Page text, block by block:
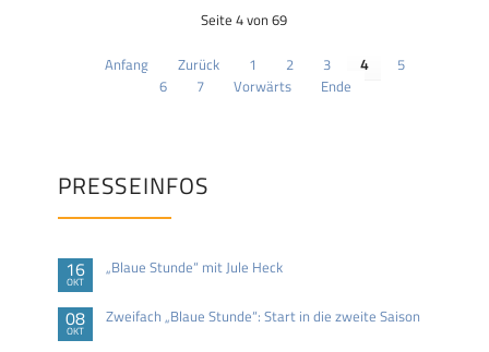
Seite 4 von 69
Anfang Zurück 1 2 3 4
5
6
7 Vorwärts Ende
PRESSEINFOS
16
OKT
„Blaue Stunde“ mit Jule Heck
08
OKT
Zweifach „Blaue Stunde“: Start in die zweite Saison